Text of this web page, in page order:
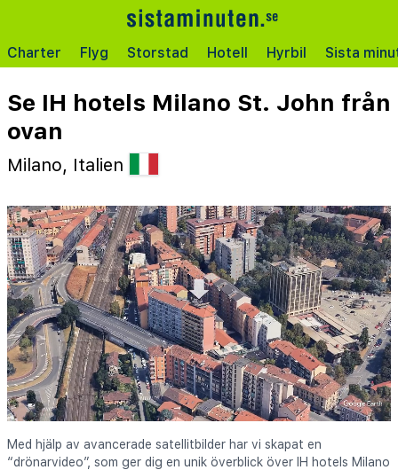
Charter Flyg Storstad Hotell Hyrbil Sista
Se IH hotels Milano St. John från
ovan
Milano, Italien
Med hjälp av avancerade satellitbilder har vi skapat en
“drönarvideo”, som ger dig en unik överblick över IH hotels Milano